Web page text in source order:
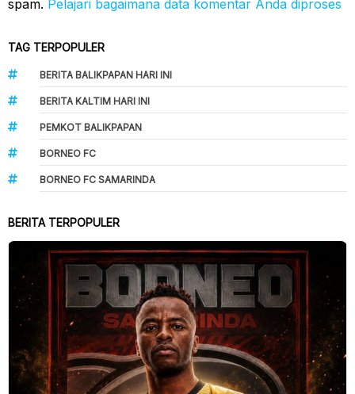
spam. Pelajari bagaimana data komentar Anda diproses
TAG TERPOPULER
BERITA BALIKPAPAN HARI INI
BERITA KALTIM HARI INI
PEMKOT BALIKPAPAN
BORNEO FC
BORNEO FC SAMARINDA
BERITA TERPOPULER